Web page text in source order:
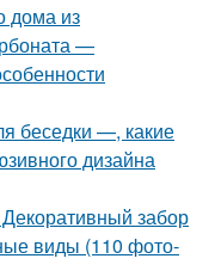
дома из
—
беседки —, какие
дизайна
забор
виды (110 фото-